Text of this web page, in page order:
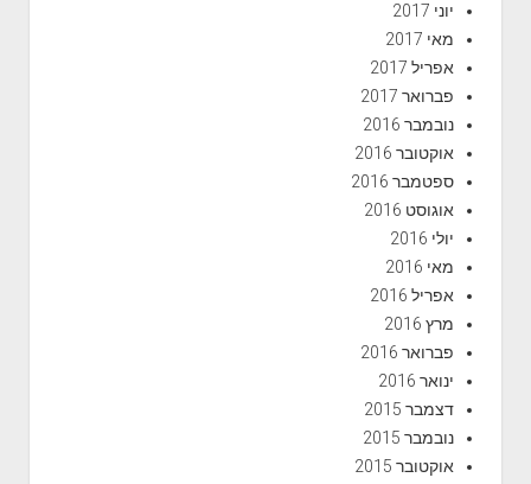
יוני 2017
מאי 2017
אפריל 2017
פברואר 2017
נובמבר 2016
אוקטובר 2016
ספטמבר 2016
אוגוסט 2016
יולי 2016
מאי 2016
אפריל 2016
מרץ 2016
פברואר 2016
ינואר 2016
דצמבר 2015
נובמבר 2015
אוקטובר 2015